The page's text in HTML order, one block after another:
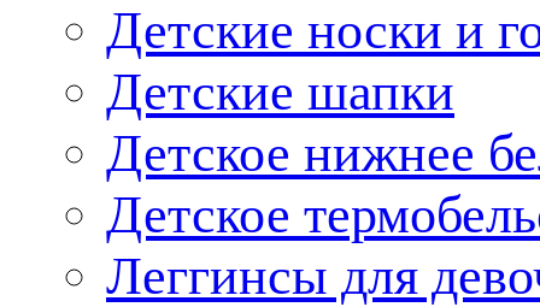
Детские носки и
Детские шапки
Детское нижнее
Детское
Леггинсы для